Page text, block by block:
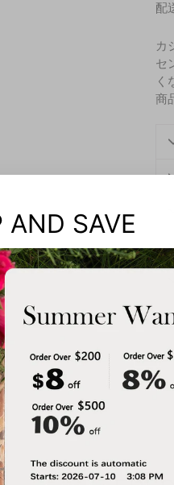
配
カ
セ
く
商
AND SAVE